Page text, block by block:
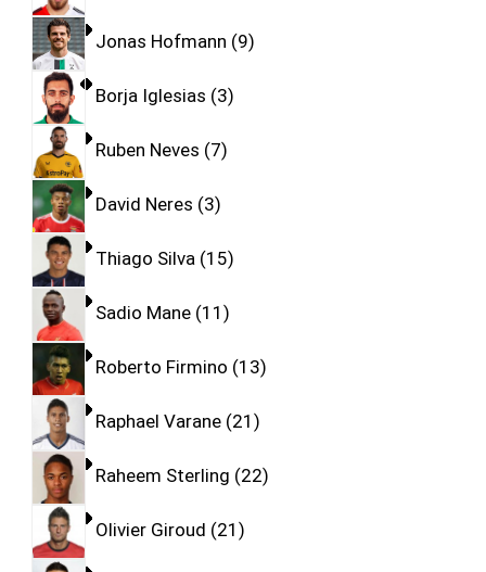
Jonas Hofmann 9
Borja Iglesias 3
Ruben Neves 7
David Neres 3
Thiago Silva 15
Sadio Mane 11
Roberto Firmino 13
Raphael Varane 21
Raheem Sterling 22
Olivier Giroud 21